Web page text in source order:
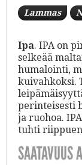
Lammas
Ipa. IPA on
selkeää
humalointi,
kuivahkoksi.
perinteisesti
ja ruohoa.
tuhti
SAATAVUUS